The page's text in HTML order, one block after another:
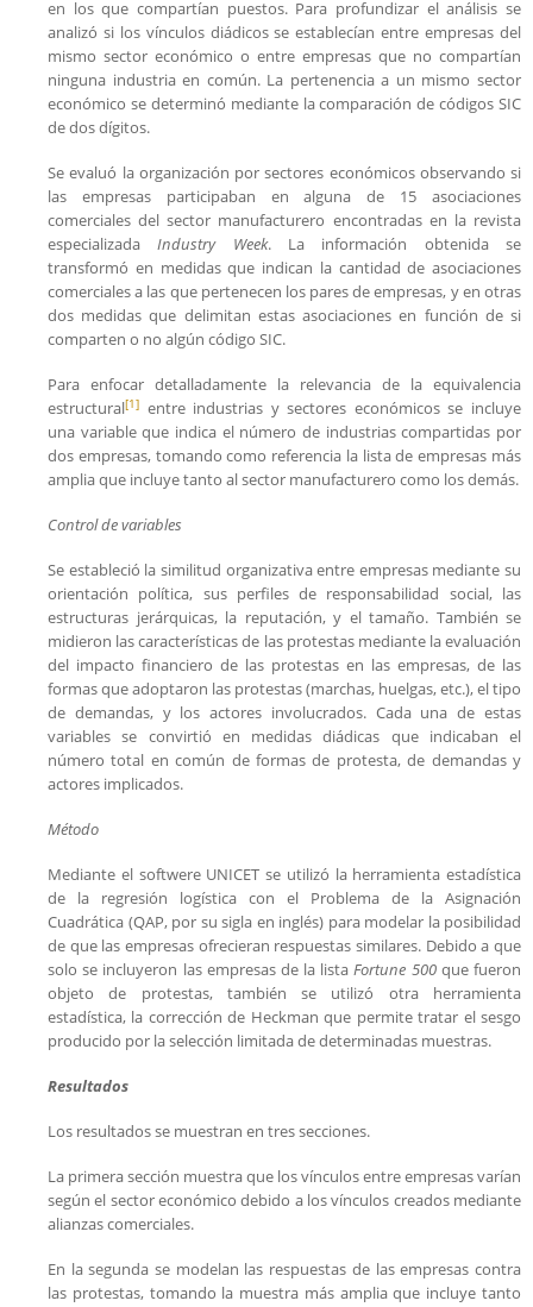
en los que compartían puestos. Para profundizar el análisis se
analizó si los vínculos diádicos se establecían entre empresas del
mismo sector económico o entre empresas que no compartían
ninguna industria en común. La pertenencia a un mismo sector
económico se determinó mediante la comparación de códigos SIC
de dos dígitos.
Se evaluó la organización por sectores económicos observando si
las empresas participaban en alguna de 15 asociaciones
comerciales del sector manufacturero encontradas en la revista
especializadaIndustry Week. La información obtenida se
transformó en medidas que indican la cantidad de asociaciones
comerciales a las que pertenecen los pares de empresas, y en otras
dos medidas que delimitan estas asociaciones en función de si
comparten o no algún código SIC.
Para enfocar detalladamente la relevancia de la equivalencia
estructural[1] entre industrias y sectores económicos se incluye
una variable que indica el número de industrias compartidas por
dos empresas, tomando como referencia la lista de empresas más
amplia que incluye tanto al sector manufacturero como los demás.
Control de variables
Se estableció la similitud organizativa entre empresas mediante su
orientación política, sus perfiles de responsabilidad social, las
estructuras jerárquicas, la reputación, y el tamaño. También se
midieron las características de las protestas mediante la evaluación
del impacto financiero de las protestas en las empresas, de las
formas que adoptaron las protestas (marchas, huelgas, etc.), el tipo
de demandas, y los actores involucrados. Cada una de estas
variables se convirtió en medidas diádicas que indicaban el
número total en común de formas de protesta, de demandas y
actores implicados.
Método
Mediante el softwere UNICET se utilizó la herramienta estadística
de la regresión logística con el Problema de la Asignación
Cuadrática (QAP, por su sigla en inglés) para modelar la posibilidad
de que las empresas ofrecieran respuestas similares. Debido a que
solo se incluyeron las empresas de la listaFortune 500que fueron
objeto de protestas, también se utilizó otra herramienta
estadística, la corrección de Heckman que permite tratar el sesgo
producido por la selección limitada de determinadas muestras.
Resultados
Los resultados se muestran en tres secciones.
La primera sección muestra que los vínculos entre empresas varían
según el sector económico debido a los vínculos creados mediante
alianzas comerciales.
En la segunda se modelan las respuestas de las empresas contra
las protestas, tomando la muestra más amplia que incluye tanto